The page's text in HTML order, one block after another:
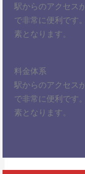
駅からのアクセス
で非常に便利です
素となります。
料金体系
駅からのアクセス
で非常に便利です
素となります。